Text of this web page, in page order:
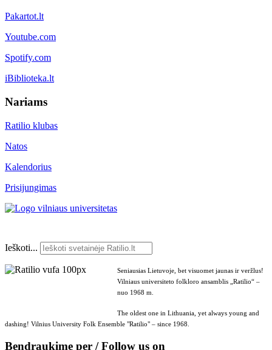
Pakartot.lt
Youtube.com
Spotify.com
iBiblioteka.lt
Nariams
Ratilio klubas
Natos
Kalendorius
Prisijungimas
Ieškoti...
Seniausias Lietuvoje, bet visuomet jaunas ir veržlus!
Vilniaus universiteto folkloro ansamblis „Ratilio“ –
nuo 1968 m.
The oldest one in Lithuania, yet always young and
dashing! Vilnius University Folk Ensemble "Ratilio" – since 1968.
Bendraukime per / Follow us on